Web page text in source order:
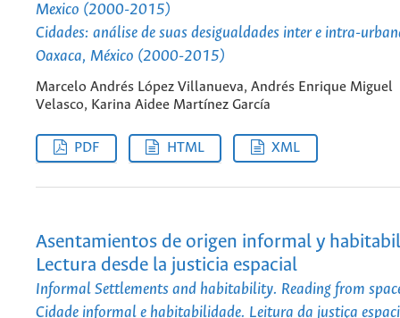
Mexico (2000-2015)
Cidades: análise de suas desigualdades inter e intra-
Oaxaca, México (2000-2015)
Marcelo Andrés López Villanueva, Andrés Enrique Miguel
Velasco, Karina Aidee Martínez García
PDF HTML XML
Asentamientos de origen informal y
Lectura desde la justicia espacial
Informal Settlements and habitability. Reading from
Cidade informal e habitabilidade. Leitura da justiça